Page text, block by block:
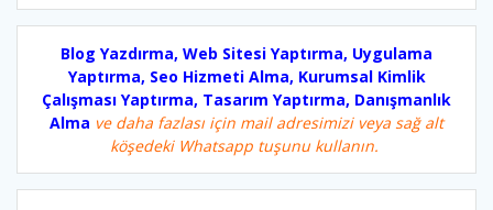
Blog Yazdırma, Web Sitesi Yaptırma, Uygulama
Yaptırma, Seo Hizmeti Alma, Kurumsal Kimlik
Çalışması Yaptırma, Tasarım Yaptırma, Danışmanlık
Alma ve daha fazlası için mail adresimizi veya sağ alt
köşedeki Whatsapp tuşunu kullanın.